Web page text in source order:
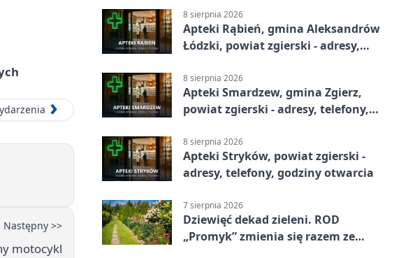
Następny >>
motocykl
8 sierpnia 2026
Apteki Rąbień, gmina Aleksandrów
Łódzki, powiat zgierski - adresy,
8 sierpnia 2026
Apteki Smardzew, gmina Zgierz,
powiat zgierski - adresy, telefony,
8 sierpnia 2026
Apteki Stryków, powiat zgierski -
adresy, telefony, godziny otwarcia
7 sierpnia 2026
Dziewięć dekad zieleni. ROD
„Promyk” zmienia się razem ze